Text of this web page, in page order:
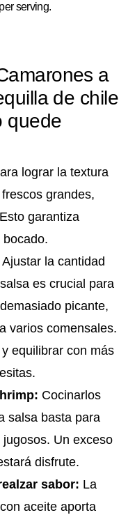
serving.
a
de chile
quede
lograr la textura
grandes,
garantiza
Ajustar la cantidad
es crucial para
picante,
varios comensales.
equilibrar con más
Cocinarlos
salsa basta para
Un exceso
disfrute.
sabor: La
aceite aporta